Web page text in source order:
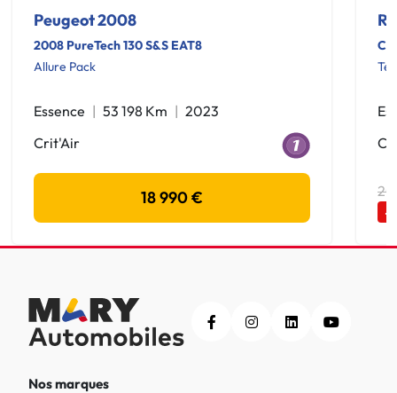
Peugeot 2008
2008 PureTech 130 S&S EAT8
Allure Pack
Essence 53 198 Km
2023
Crit'Air
18 990 €
-
Nos marques